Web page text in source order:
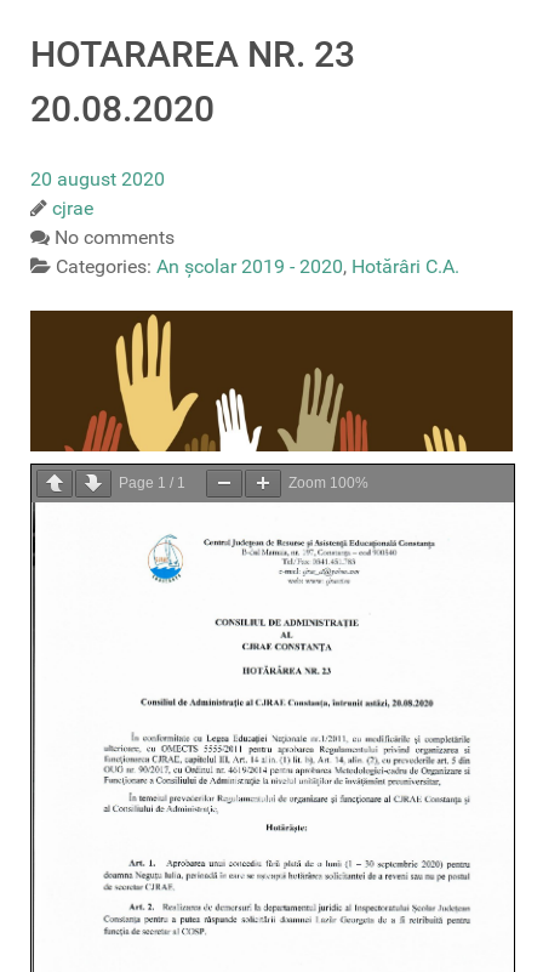
HOTARAREA NR. 23
20.08.2020
20 august 2020
cjrae
No comments
Categories: An școlar 2019 - 2020, Hotărâri C.A.
Page 1 / 1 Zoom 100%